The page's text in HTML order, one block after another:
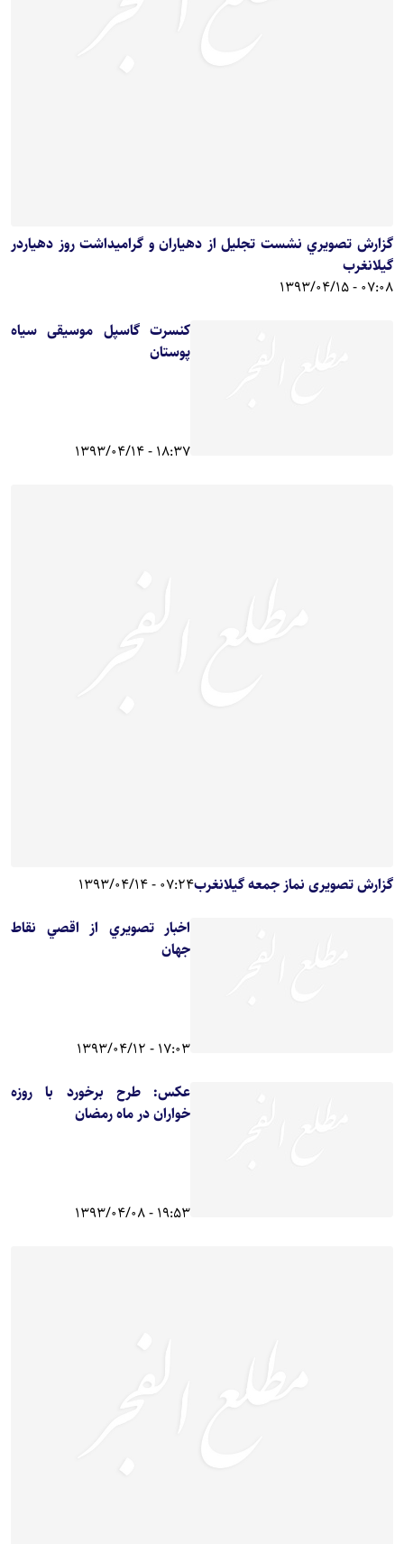
گزارش تصويري نشست تجلیل از دهیاران و گرامیداشت روز دهیاردر
گيلانغرب
07:08 - 1393/04/15
کنسرت گاسپل موسیقی سیاه
پوستان
18:37 - 1393/04/14
گزارش تصویری نماز جمعه گیلانغرب07:24 - 1393/04/14
اخبار تصويري از اقصي نقاط
جهان
17:03 - 1393/04/12
عکس: طرح برخورد با روزه
خواران در ماه رمضان
19:53 - 1393/04/08